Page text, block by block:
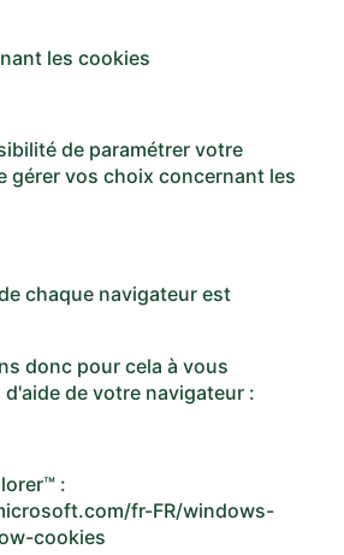
les cookies
de paramétrer votre
gérer vos choix concernant les
chaque navigateur est
donc pour cela à vous
de votre navigateur :
:
fr-FR/windows-
cookies